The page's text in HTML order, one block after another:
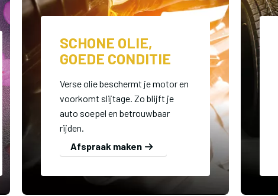
SCHONE OLIE,
GOEDE CONDITIE
Verse olie beschermt je motor en
voorkomt slijtage. Zo blijft je
auto soepel en betrouwbaar
rijden.
Afspraak maken